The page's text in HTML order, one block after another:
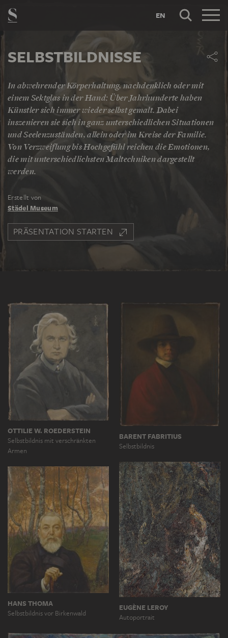
EN
SELBSTBILDNISSE
In abwehrender Körperhaltung, nachdenklich oder mit
einem Sektglas in der Hand: Über Jahrhunderte haben
Künstler sich immer wieder selbst gemalt. Dabei
inszenieren sie sich in ganz unterschiedlichen Situationen
und Seelenzuständen, allein oder im Kreise der Familie.
Von Verzweiflung bis Hochgefühl reichen die Emotionen,
die mit unterschiedlichsten Maltechniken dargestellt
werden.
Erstellt von
Städel Museum
PRÄSENTATION STARTEN
OTTILIE W. ROEDERSTEIN
Selbstbildnis mit verschränkten
Armen
BARENT FABRITIUS
Selbstbildnis
EUGÈNE LEROY
Autoportrait
HANS THOMA
Selbstbildnis vor Birkenwald